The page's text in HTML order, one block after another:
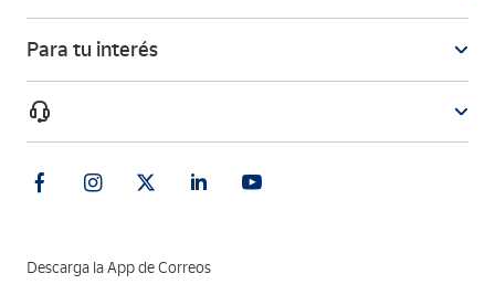
Para tu interés
Descarga la App de Correos